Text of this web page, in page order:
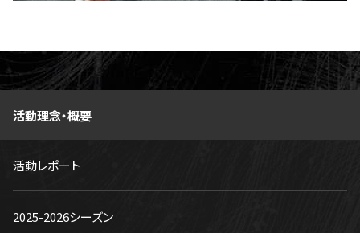
活動理念・概要
活動レポート
2025-2026シーズン